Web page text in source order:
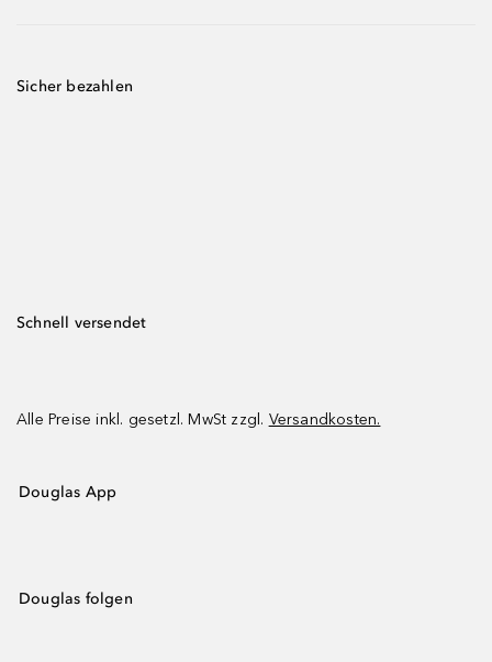
Sicher bezahlen
Schnell versendet
Alle Preise inkl. gesetzl. MwSt zzgl. Versandkosten.
Douglas App
Douglas folgen